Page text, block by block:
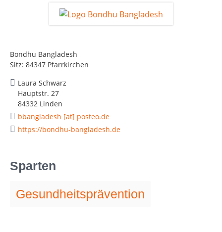
Bondhu Bangladesh
Sitz: 84347 Pfarrkirchen
Laura Schwarz
Hauptstr. 27
84332 Linden
bbangladesh [at] posteo.de
https://bondhu-bangladesh.de
Sparten
Gesundheitsprävention